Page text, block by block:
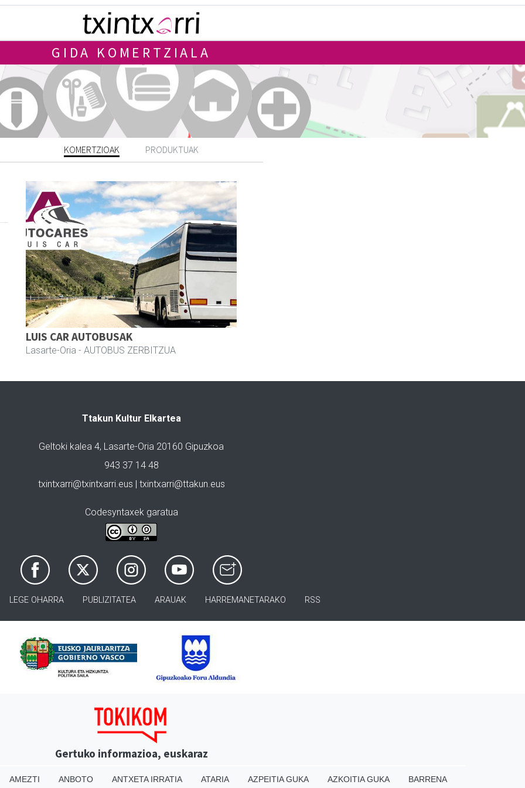
GIDA KOMERTZIALA
KOMERTZIOAK PRODUKTUAK
LUIS CAR AUTOBUSAK
Lasarte-Oria - AUTOBUS ZERBITZUA
Ttakun Kultur Elkartea
Geltoki kalea 4, Lasarte-Oria 20160 Gipuzkoa
943 37 14 48
txintxarri@txintxarri.eus | txintxarri@ttakun.eus
Codesyntaxek garatua
LEGE OHARRA PUBLIZITATEA ARAUAK HARREMANETARAKO RSS
Gertuko informazioa, euskaraz
AMEZTI ANBOTO ANTXETA IRRATIA ATARIA AZPEITIA GUKA AZKOITIA GUKA BARRENA